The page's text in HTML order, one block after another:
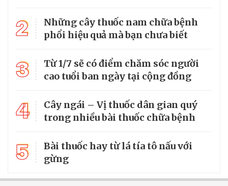
2
Những cây thuốc nam chữa bệnh
phổi hiệu quả mà bạn chưa biết
3
Từ 1/7 sẽ có điểm chăm sóc người
cao tuổi ban ngày tại cộng đồng
4
Cây ngái – Vị thuốc dân gian quý
trong nhiều bài thuốc chữa bệnh
5
Bài thuốc hay từ lá tía tô nấu với
gừng